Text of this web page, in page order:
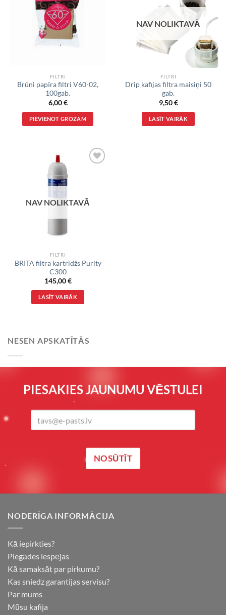
VĒLMJU
FILTRI
Brūni papīra filtri V60-02,
100gab.
6,00€
PIEVIENOT GROZAM
VĒLMJU
SARAKSTS
NAV NOLIKTAVĀ
FILTRI
Drip kafijas filtra maisiņi 50
gab.
9,50€
LASĪT VAIRĀK
NAV NOLIKTAVĀ
FILTRI
BRITA filtra kartridžs Purity
C300
145,00€
LASĪT VAIRĀK
NESEN APSKATĪTĀS
PIESAKIES JAUNUMU VĒSTULEI
NODERĪGA INFORMĀCIJA
Kā iepirkties?
Piegādes iespējas
Kā samaksāt par pirkumu?
Kas sniedz garantijas servisu?
Par mums
Mūsu kafija